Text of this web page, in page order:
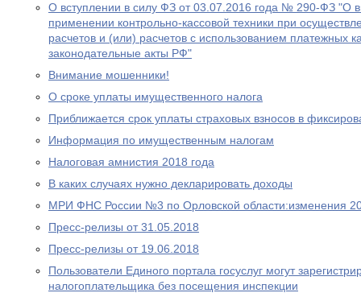
О вступлении в силу ФЗ от 03.07.2016 года № 290-ФЗ "О
применении контрольно-кассовой техники при
расчетов и (или) расчетов с использованием платежных
законодательные акты РФ"
Внимание мошенники!
О сроке уплаты имущественного налога
Приближается срок уплаты страховых взносов в
Информация по имущественным налогам
Налоговая амнистия 2018 года
В каких случаях нужно декларировать доходы
МРИ ФНС России №3 по Орловской области:изменения
Пресс-релизы от 31.05.2018
Пресс-релизы от 19.06.2018
Пользователи Единого портала госуслуг могут
налогоплательщика без посещения инспекции